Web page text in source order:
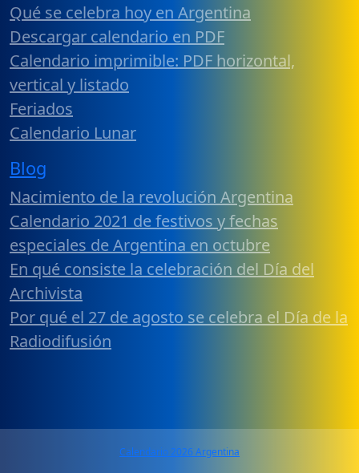
Qué se celebra hoy en Argentina
Descargar calendario en PDF
Calendario imprimible: PDF horizontal,
vertical y listado
Feriados
Calendario Lunar
Blog
Nacimiento de la revolución Argentina
Calendario 2021 de festivos y fechas
especiales de Argentina en octubre
En qué consiste la celebración del Día del
Archivista
Por qué el 27 de agosto se celebra el Día de la
Radiodifusión
Calendario 2026 Argentina